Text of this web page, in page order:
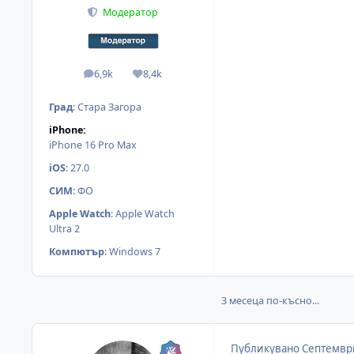
Модератор
6,9k
мнения 8,4k
Reputation
Град:Стара Загора
iPhone:
iPhone 16 Pro Max
iOS:27.0
СИМ:ФО
Apple Watch:Apple Watch
Ultra 2
Компютър:Windows 7
3 месеца по-късно...
Публикувано